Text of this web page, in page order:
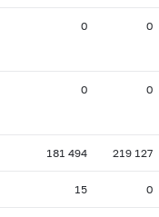
0 0
0 0
181 494 219 127
15 0